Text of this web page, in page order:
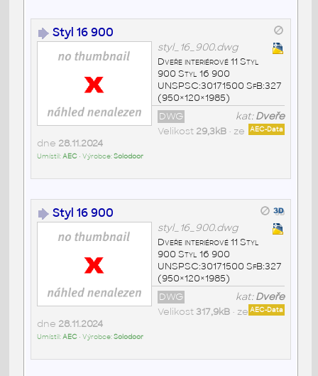
Styl 16 900
styl_16_900.dwg
Dveře interiérové 11 Styl
900 Styl 16 900
UNSPSC:30171500 SfB:327
(950×120×1985)
kat:Dveře
DWG
AEC-Data
Velikost 29,3kB• ze
dne 28.11.2024
Umístil:AEC• Výrobce:Solodoor
Styl 16 900
styl_16_900.dwg
Dveře interiérové 11 Styl
900 Styl 16 900
UNSPSC:30171500 SfB:327
(950×120×1985)
kat:Dveře
DWG
AEC-Data
Velikost317,9kB• ze
dne 28.11.2024
Umístil:AEC• Výrobce:Solodoor